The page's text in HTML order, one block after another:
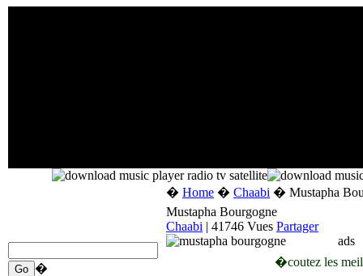
�
� Home � Chaabi � Mustapha
Mustapha Bourgogne
Chaabi | 41746 Vues Partager
ads
�coutez les